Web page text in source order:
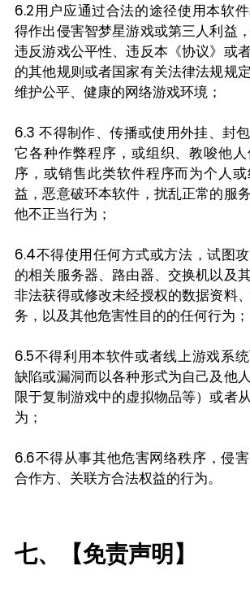
6.2用户应通过合法的途径使用本软
得作出侵害智梦星游戏或第三人利益
违反游戏公平性、违反本《协议》或
的其他规则或者国家有关法律法规规
维护公平、健康的网络游戏环境；
6.3 不得制作、传播或使用外挂、封
它各种作弊程序，或组织、教唆他
序，或销售此类软件程序而为个人
益，恶意破环本软件，扰乱正常的服
他不正当行为；
6.4不得使用任何方式或方法，试图
的相关服务器、路由器、交换机以及
非法获得或修改未经授权的数据资料
务，以及其他危害性目的的任何行为；
6.5不得利用本软件或者线上游戏系
缺陷或漏洞而以各种形式为自己及他
限于复制游戏中的虚拟物品等）或者
为；
6.6不得从事其他危害网络秩序，侵
合作方、关联方合法权益的行为。
七、【免责声明】